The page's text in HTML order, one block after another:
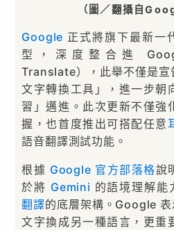
（圖／翻攝自
Google 正式將旗下最新一
型，深度整合進
Translate），此舉不僅是宣
文字轉換工具」，進一步朝
習」邁進。此次更新不僅強
握，也首度推出可搭配任意
語音翻譯測試功能。
根據 Google 官方部落格說
於將 Gemini 的語境理解能
翻譯的底層架構。Google
文字換成另一種語言，更重